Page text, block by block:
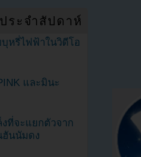
ระจำสัปดาห์
หรี่ไฟฟ้าในวิดีโอ
และมินะ
งที่จะแยกตัวจาก
ฮันนัมดง